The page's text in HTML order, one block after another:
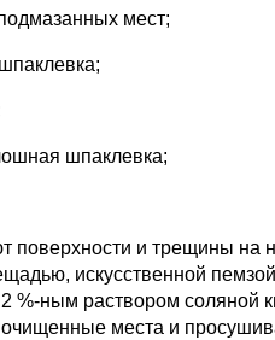
мест;
шпаклевка;
поверхности и трещины на
искусственной
%-ным раствором соляной
места и